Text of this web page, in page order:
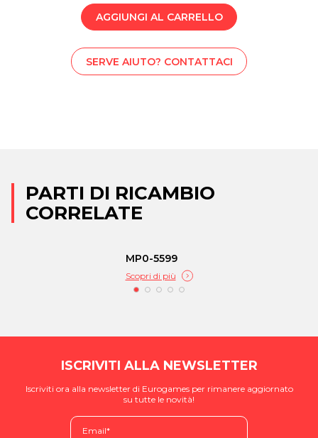
AGGIUNGI AL CARRELLO
SERVE AIUTO? CONTATTACI
PARTI DI RICAMBIO
CORRELATE
MP0-5599
Scopri di più
ISCRIVITI ALLA NEWSLETTER
Iscriviti ora alla newsletter di Eurogames per rimanere aggiornato
su tutte le novità!